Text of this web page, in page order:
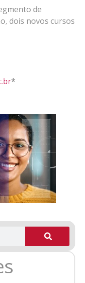
de
dois novos cursos
*